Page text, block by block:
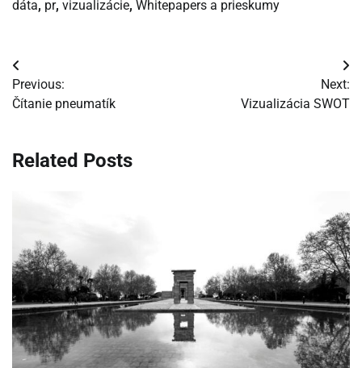
dáta, pr, vizualizácie, Whitepapers a prieskumy
Navigácia
v
Previous:
Čítanie pneumatík
Next:
Vizualizácia SWOT
Related Posts